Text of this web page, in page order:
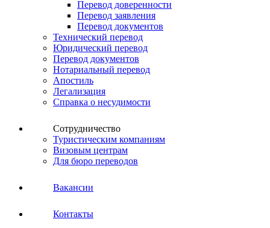
Перевод доверенности
Перевод заявления
Перевод документов
Технический перевод
Юридический перевод
Перевод документов
Нотариальный перевод
Апостиль
Легализация
Справка о несудимости
Сотрудничество
Туристическим компаниям
Визовым центрам
Для бюро переводов
Вакансии
Контакты